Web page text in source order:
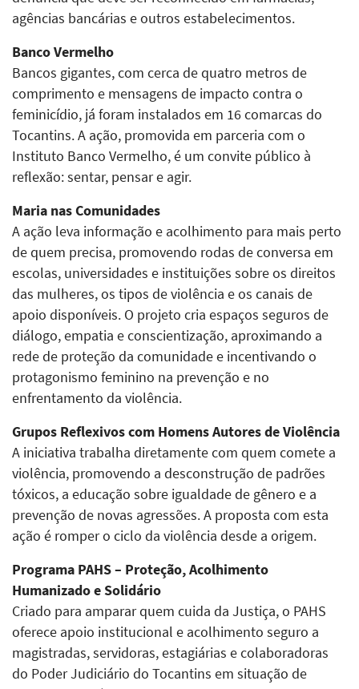
agências bancárias e outros estabelecimentos.
Banco Vermelho
Bancos gigantes, com cerca de quatro metros de
comprimento e mensagens de impacto contra o
feminicídio, já foram instalados em 16 comarcas do
Tocantins. A ação, promovida em parceria com o
Instituto Banco Vermelho, é um convite público à
reflexão: sentar, pensar e agir.
Maria nas Comunidades
A ação leva informação e acolhimento para mais perto
de quem precisa, promovendo rodas de conversa em
escolas, universidades e instituições sobre os direitos
das mulheres, os tipos de violência e os canais de
apoio disponíveis. O projeto cria espaços seguros de
diálogo, empatia e conscientização, aproximando a
rede de proteção da comunidade e incentivando o
protagonismo feminino na prevenção e no
enfrentamento da violência.
Grupos Reflexivos com Homens Autores de Violência
A iniciativa trabalha diretamente com quem comete a
violência, promovendo a desconstrução de padrões
tóxicos, a educação sobre igualdade de gênero e a
prevenção de novas agressões. A proposta com esta
ação é romper o ciclo da violência desde a origem.
Programa PAHS – Proteção, Acolhimento
Humanizado e Solidário
Criado para amparar quem cuida da Justiça, o PAHS
oferece apoio institucional e acolhimento seguro a
magistradas, servidoras, estagiárias e colaboradoras
do Poder Judiciário do Tocantins em situação de